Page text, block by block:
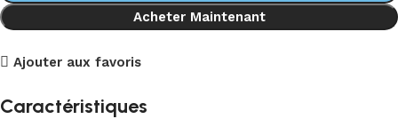
Acheter Maintenant
Ajouter aux favoris
Caractéristiques